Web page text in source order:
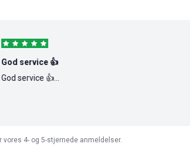
👍
👍...
vores 4- og 5-stjernede anmeldelser.